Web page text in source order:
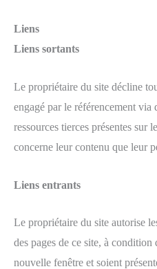
Liens
Liens sortants
Le propriétaire du site décline
engagé par le référencement via
ressources tierces présentes sur
concerne leur contenu que leur
Liens entrants
Le propriétaire du site autorise
des pages de ce site, à
nouvelle fenêtre et soient